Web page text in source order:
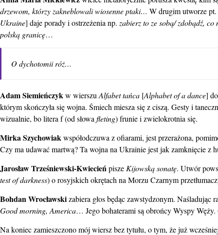
drzewom, którzy zakneblowali wiosenne ptaki… W drugim utworze pt.
Ukraine] daje porady i ostrzeżenia np. zabierz to ze sobą/ zdobądź,
polską granicę…
O dychotomii róż…
Adam Siemieńczykw wierszu Alfabet tańca [Alphabet of a dance]
którym skończyła się wojna. Śmiech miesza się z ciszą. Gesty i
wizualnie, bo litera f (od słowa fleting) frunie i zwielokrotnia się.
Mirka Szychowiakwspółodczuwa z ofiarami, jest przerażona,
Czy ma udawać martwą? Ta wojna na Ukrainie jest jak zamknięcie z
Jarosław Trześniewski-Kwiecieńpisze Kijowską sonatę. Utwór
test of darkness) o rosyjskich okrętach na Morzu Czarnym
Bohdan Wrocławskizabiera głos będąc zawstydzonym.
Good morning, America… Jego bohaterami są obrońcy Wyspy
Na koniec zamieszczono mój wiersz bez tytułu, o tym, że już